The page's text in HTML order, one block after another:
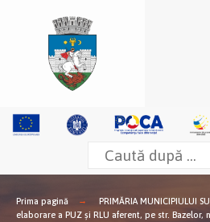
Prima pagină
PRIMĂRIA MUNICIPIULUI
elaborare a PUZ și RLU aferent, pe str. Bazelor,